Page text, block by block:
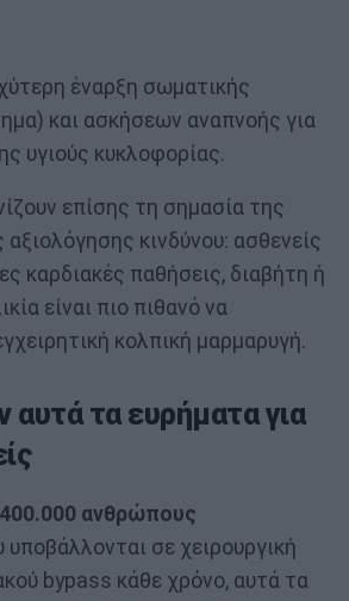
έναρξη σωματικής
και ασκήσεων αναπνοής για
υγιούς κυκλοφορίας.
επίσης τη σημασία της
αξιολόγησης κινδύνου: ασθενείς
καρδιακές παθήσεις, διαβήτη ή
είναι πιο πιθανό να
κολπική μαρμαρυγή.
αυτά τα ευρήματα για
400.000 ανθρώπους
υποβάλλονται σε χειρουργική
bypass κάθε χρόνο, αυτά τα